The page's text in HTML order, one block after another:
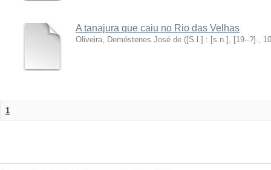
A tanajura que caiu no Rio das Velhas
Oliveira, Demóstenes José de ([S.l.] : [s.n.], [19--?].,
1